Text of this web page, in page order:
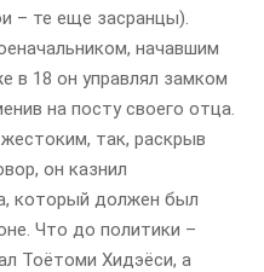
– те еще засранцы).
начавшим
в 18 он управлял замком
на посту своего отца.
так, раскрыв
он казнил
который должен был
Что до политики –
Тоётоми Хидэёси, а